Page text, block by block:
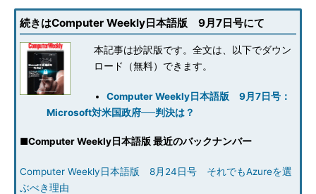
続きはComputer Weekly日本語版 9月7日号にて
本記事は抄訳版です。全文は、以下でダウン
ロード（無料）できます。
Computer Weekly日本語版 9月7日号：
Microsoft対米国政府──判決は？
■Computer Weekly日本語版 最近のバックナンバー
Computer Weekly日本語版 8月24日号 それでもAzureを選
ぶべき理由